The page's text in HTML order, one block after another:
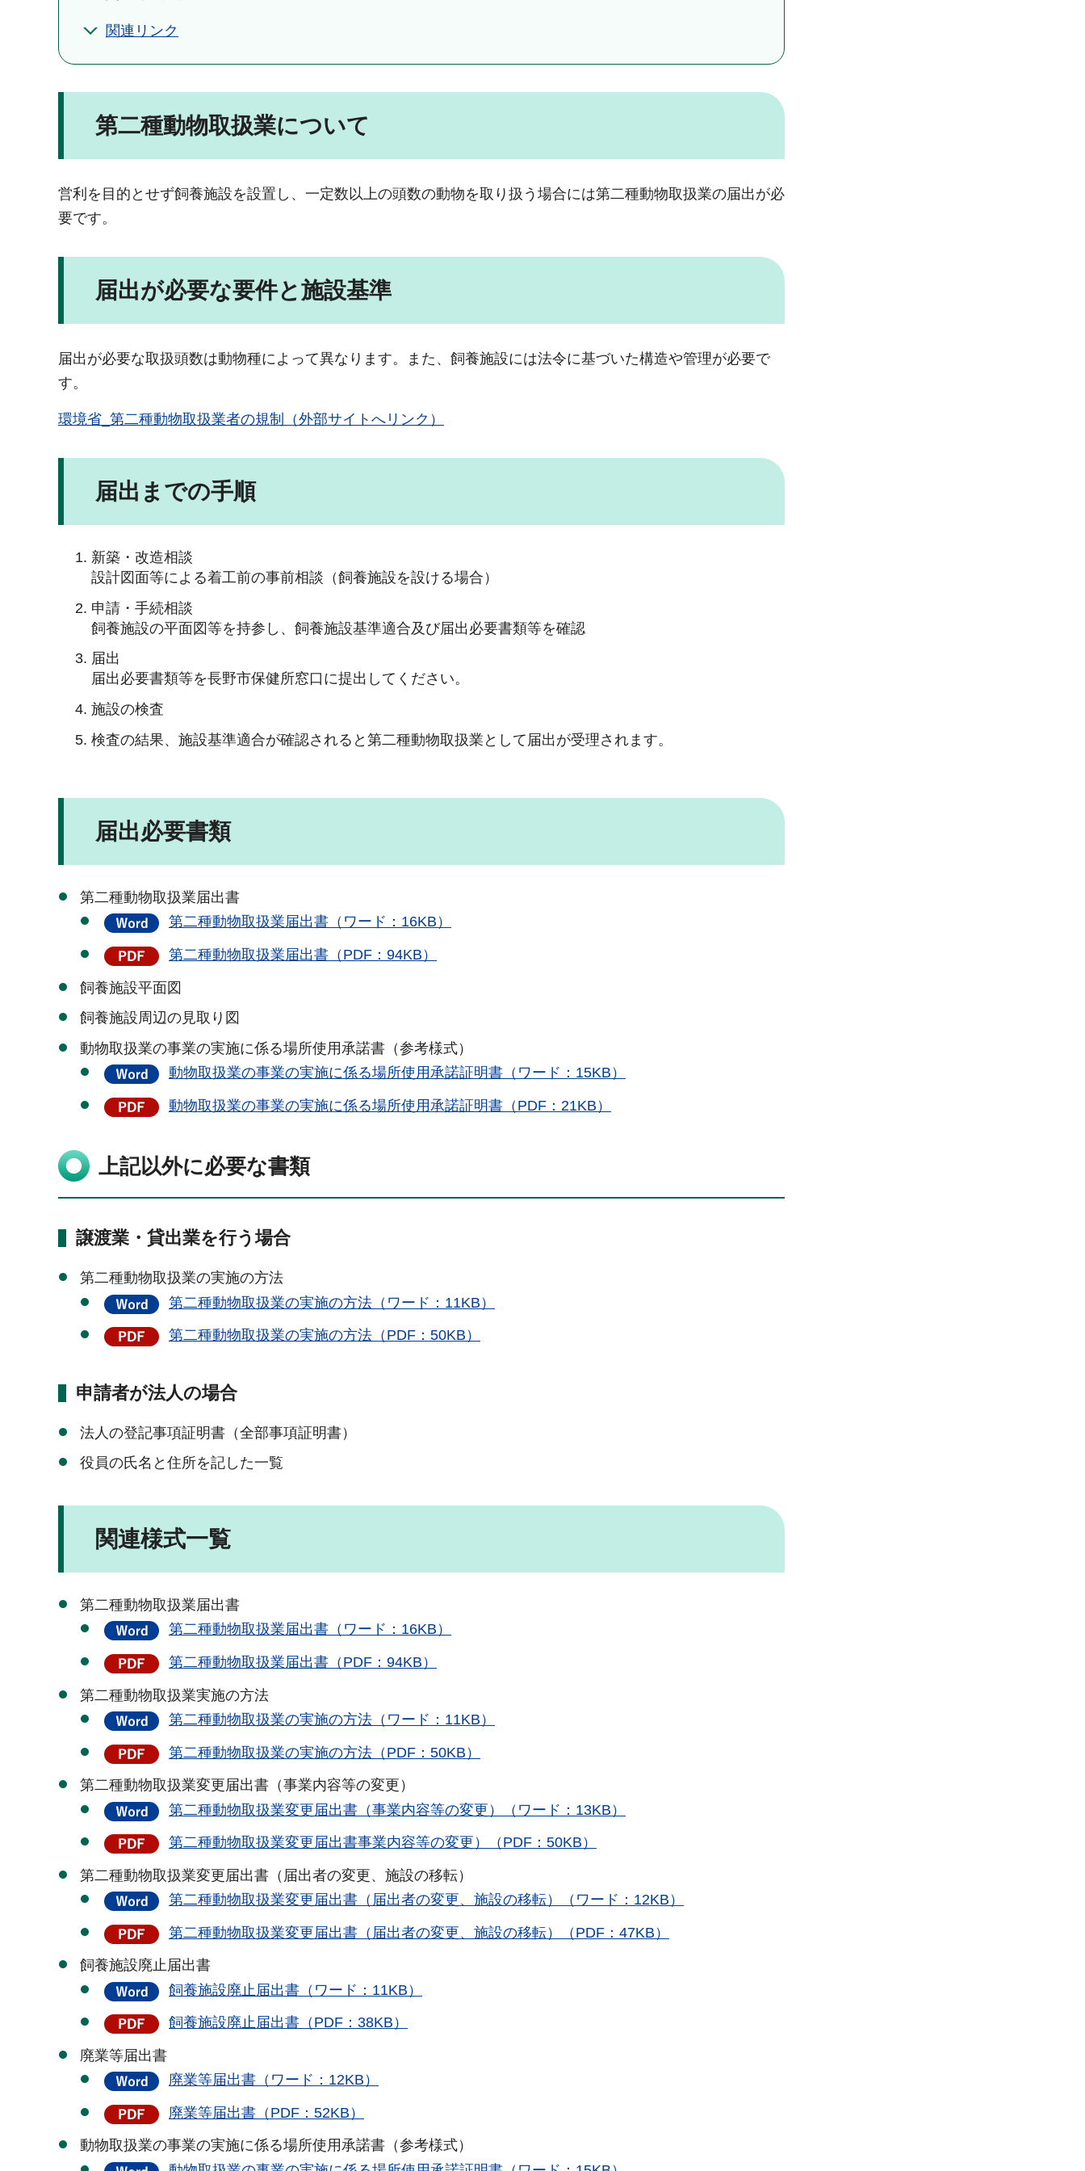
関連リンク
第二種動物取扱業について
営利を目的とせず飼養施設を設置し、一定数以上の頭数の動物を取り扱う場合には第二種動物取扱業の届出が必
要です。
届出が必要な要件と施設基準
届出が必要な取扱頭数は動物種によって異なります。また、飼養施設には法令に基づいた構造や管理が必要で
す。
環境省_第二種動物取扱業者の規制（外部サイトへリンク）
届出までの手順
新築・改造相談
設計図面等による着工前の事前相談（飼養施設を設ける場合）
申請・手続相談
飼養施設の平面図等を持参し、飼養施設基準適合及び届出必要書類等を確認
届出
届出必要書類等を長野市保健所窓口に提出してください。
施設の検査
検査の結果、施設基準適合が確認されると第二種動物取扱業として届出が受理されます。
届出必要書類
第二種動物取扱業届出書
第二種動物取扱業届出書（ワード：16KB）
第二種動物取扱業届出書（PDF：94KB）
飼養施設平面図
飼養施設周辺の見取り図
動物取扱業の事業の実施に係る場所使用承諾書（参考様式）
動物取扱業の事業の実施に係る場所使用承諾証明書（ワード：15KB）
動物取扱業の事業の実施に係る場所使用承諾証明書（PDF：21KB）
上記以外に必要な書類
譲渡業・貸出業を行う場合
第二種動物取扱業の実施の方法
第二種動物取扱業の実施の方法（ワード：11KB）
第二種動物取扱業の実施の方法（PDF：50KB）
申請者が法人の場合
法人の登記事項証明書（全部事項証明書）
役員の氏名と住所を記した一覧
関連様式一覧
第二種動物取扱業届出書
第二種動物取扱業届出書（ワード：16KB）
第二種動物取扱業届出書（PDF：94KB）
第二種動物取扱業実施の方法
第二種動物取扱業の実施の方法（ワード：11KB）
第二種動物取扱業の実施の方法（PDF：50KB）
第二種動物取扱業変更届出書（事業内容等の変更）
第二種動物取扱業変更届出書（事業内容等の変更）（ワード：13KB）
第二種動物取扱業変更届出書事業内容等の変更）（PDF：50KB）
第二種動物取扱業変更届出書（届出者の変更、施設の移転）
第二種動物取扱業変更届出書（届出者の変更、施設の移転）（ワード：12KB）
第二種動物取扱業変更届出書（届出者の変更、施設の移転）（PDF：47KB）
飼養施設廃止届出書
飼養施設廃止届出書（ワード：11KB）
飼養施設廃止届出書（PDF：38KB）
廃業等届出書
廃業等届出書（ワード：12KB）
廃業等届出書（PDF：52KB）
動物取扱業の事業の実施に係る場所使用承諾書（参考様式）